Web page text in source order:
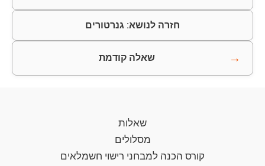
חזרה לנושא: גנרטורים
→ שאלה קודמת
שאלות
מסלולים
קורס הכנה למבחני רישוי חשמלאים